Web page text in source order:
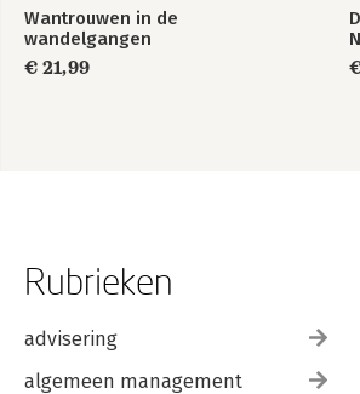
Wantrouwen in de
wandelgangen
€ 21,99
Rubrieken
advisering
algemeen management